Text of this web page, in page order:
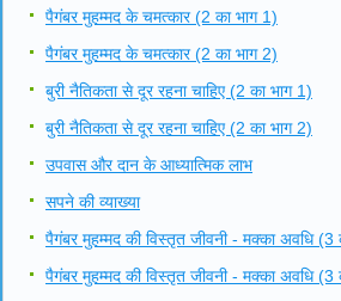
पैगंबर मुहम्मद के चमत्कार (2 का भाग 1)
पैगंबर मुहम्मद के चमत्कार (2 का भाग 2)
बुरी नैतिकता से दूर रहना चाहिए (2 का भाग 1)
बुरी नैतिकता से दूर रहना चाहिए (2 का भाग 2)
उपवास और दान के आध्यात्मिक लाभ
सपने की व्याख्या
पैगंबर मुहम्मद की विस्तृत जीवनी - मक्का अवधि (3
पैगंबर मुहम्मद की विस्तृत जीवनी - मक्का अवधि (3